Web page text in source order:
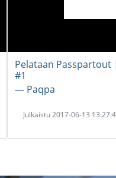
Pelataan Passpartout
#1
― Paqpa
Julkaistu 2017-06-13